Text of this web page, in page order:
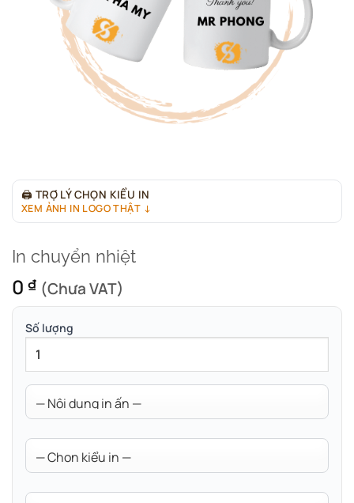
🖨 TRỢ LÝ CHỌN KIỂU IN
XEM ẢNH IN LOGO THẬT ↓
In chuyển nhiệt
0 ₫ (Chưa VAT)
Số lượng